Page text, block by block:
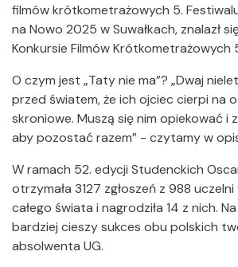
filmów krótkometrażowych 5.
na Nowo 2025 w Suwałkach, znalazł
Konkursie Filmów Krótkometrażowych
O czym jest „Taty nie ma”? „Dwaj
przed światem, że ich ojciec cierpi na
skroniowe. Muszą się nim opiekować i
aby pozostać razem” - czytamy w
W ramach 52. edycji Studenckich
otrzymała 3127 zgłoszeń z 988
całego świata i nagrodziła 14 z nich.
bardziej cieszy sukces obu polskich
absolwenta UG.